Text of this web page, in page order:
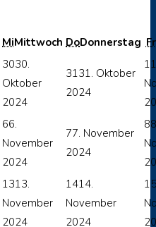
MiMittwoch DoDonnerstag Fr
3030.
Oktober
2024
3131. Oktober
2024
1
66.
November
2024
77. November
2024
8
1313.
November
2024
1414.
November
2024
15